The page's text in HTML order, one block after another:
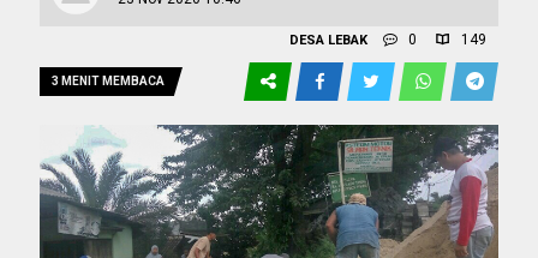
DESA LEBAK 0 149
3 MENIT MEMBACA